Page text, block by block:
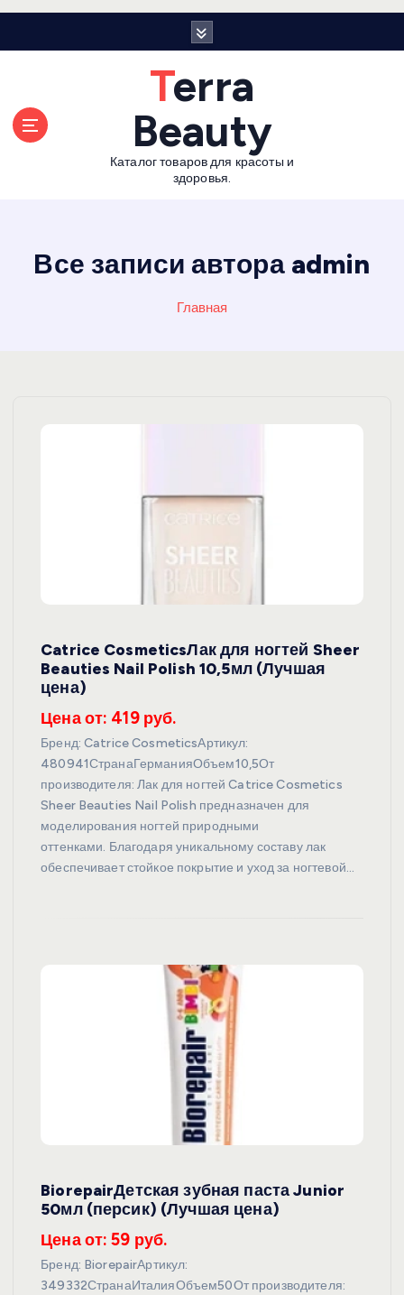
Terra
Beauty
Каталог товаров для красоты и
здоровья.
Все записи автора admin
Главная
Catrice CosmeticsЛак для ногтей Sheer
Beauties Nail Polish 10,5мл (Лучшая
цена)
Цена от: 419 руб.
Бренд: Catrice CosmeticsАртикул:
480941СтранаГерманияОбъем10,5От
производителя: Лак для ногтей Catrice Cosmetics
Sheer Beauties Nail Polish предназначен для
моделирования ногтей природными
оттенками. Благодаря уникальному составу лак
обеспечивает стойкое покрытие и уход за ногтевой…
BiorepairДетская зубная паста Junior
50мл (персик) (Лучшая цена)
Цена от: 59 руб.
Бренд: BiorepairАртикул:
349332СтранаИталияОбъем50От производителя: